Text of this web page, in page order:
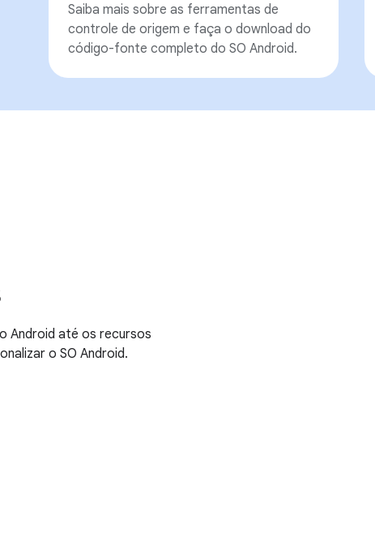
Saiba mais sobre as ferramentas de
controle de origem e faça o download do
código-fonte completo do SO Android.
Android até os recursos
o SO Android.